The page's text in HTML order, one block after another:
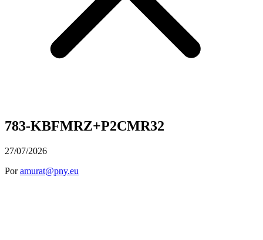
783-KBFMRZ+P2CMR32
27/07/2026
Por amurat@pny.eu